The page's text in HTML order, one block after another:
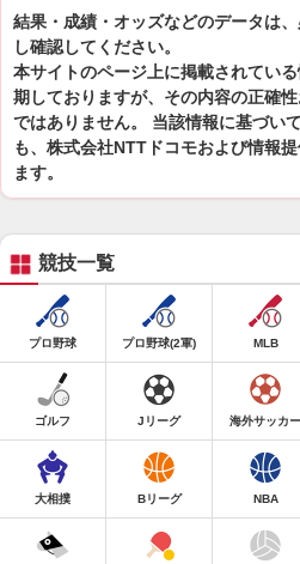
結果・成績・オッズなどのデータは
し確認してください。
本サイトのページ上に掲載されてい
期しておりますが、その内容の正確
ではありません。 当該情報に基づい
も、株式会社NTTドコモおよび情報
ます。
競技一覧
プロ野球 プロ野球(2軍) MLB
ゴルフ Jリーグ 海外サッカー
大相撲 Bリーグ NBA